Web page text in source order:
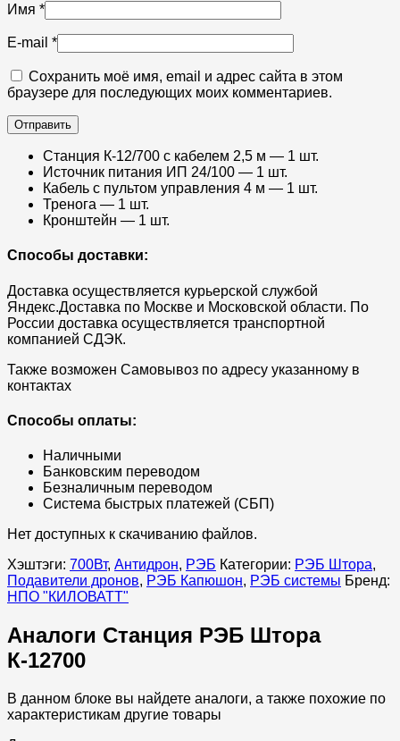
Имя *
E-mail *
Сохранить моё имя, email и адрес сайта в этом
браузере для последующих моих комментариев.
Станция К-12/700 с кабелем 2,5 м — 1 шт.​
Источник питания ИП 24/100 — 1 шт.​
Кабель с пультом управления 4 м — 1 шт.​
Тренога — 1 шт.​
Кронштейн — 1 шт.
Способы доставки:
Доставка осуществляется курьерской службой
Яндекс.Доставка по Москве и Московской области. По
России доставка осуществляется транспортной
компанией СДЭК.
Также возможен Самовывоз по адресу указанному в
контактах
Способы оплаты:
Наличными
Банковским переводом
Безналичным переводом
Система быстрых платежей (СБП)
Нет доступных к скачиванию файлов.
Хэштэги: 700Вт, Антидрон, РЭБ Категории: РЭБ Штора,
Подавители дронов, РЭБ Капюшон, РЭБ системы Бренд:
НПО "КИЛОВАТТ"
Аналоги Станция РЭБ Штора
К-12700
В данном блоке вы найдете аналоги, а также похожие по
характеристикам другие товары